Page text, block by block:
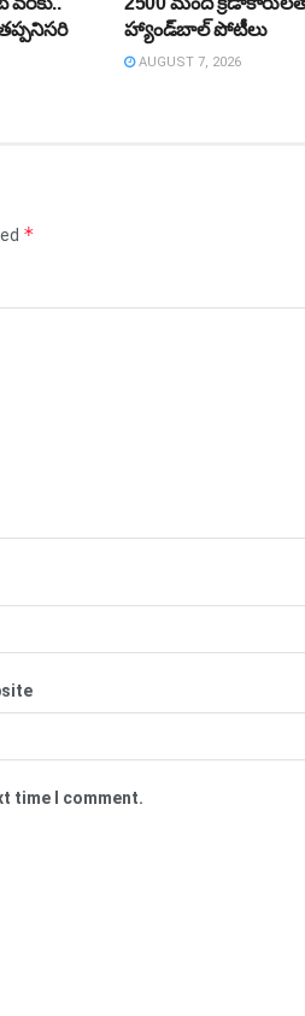
హ్యాండ్‌బాల్‌ పోటీలు
AUGUST 7, 2026
*
time I comment.